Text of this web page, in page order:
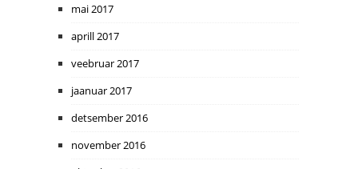
mai 2017
aprill 2017
veebruar 2017
jaanuar 2017
detsember 2016
november 2016